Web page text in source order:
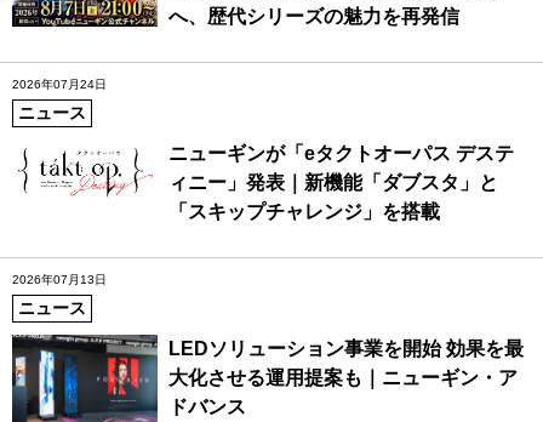
へ、歴代シリーズの魅力を再発信
2026年07月24日
ニュース
ニューギンが「eタクトオーパス デステ
ィニー」発表｜新機能「ダブスタ」と
「スキップチャレンジ」を搭載
2026年07月13日
ニュース
LEDソリューション事業を開始 効果を最
大化させる運用提案も｜ニューギン・ア
ドバンス